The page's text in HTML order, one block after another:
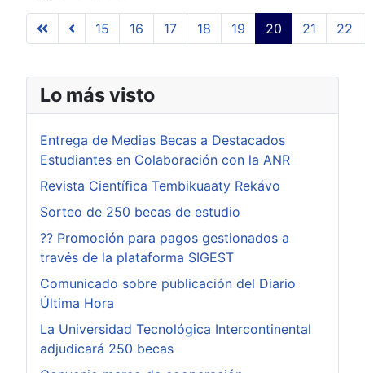
15 16 17 18 19 20 21 22
Lo más visto
Entrega de Medias Becas a Destacados
Estudiantes en Colaboración con la ANR
Revista Científica Tembikuaaty Rekávo
Sorteo de 250 becas de estudio
?? Promoción para pagos gestionados a
través de la plataforma SIGEST
Comunicado sobre publicación del Diario
Última Hora
La Universidad Tecnológica Intercontinental
adjudicará 250 becas